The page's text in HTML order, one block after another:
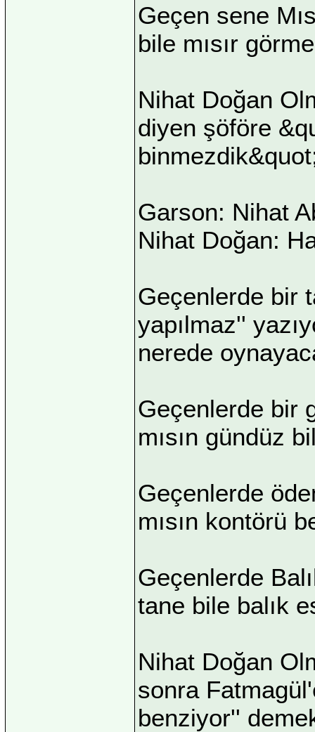
Geçen sene
bile mısır
Nihat Doğan
diyen şöföre
Garson: Nihat
Nihat Doğan:
Geçenlerde bir
yapılmaz''
nerede
Geçenlerde bir
mısın gündüz
Geçenlerde
mısın kontörü
Geçenlerde
tane bile balık
Nihat Doğan
sonra
benziyor''